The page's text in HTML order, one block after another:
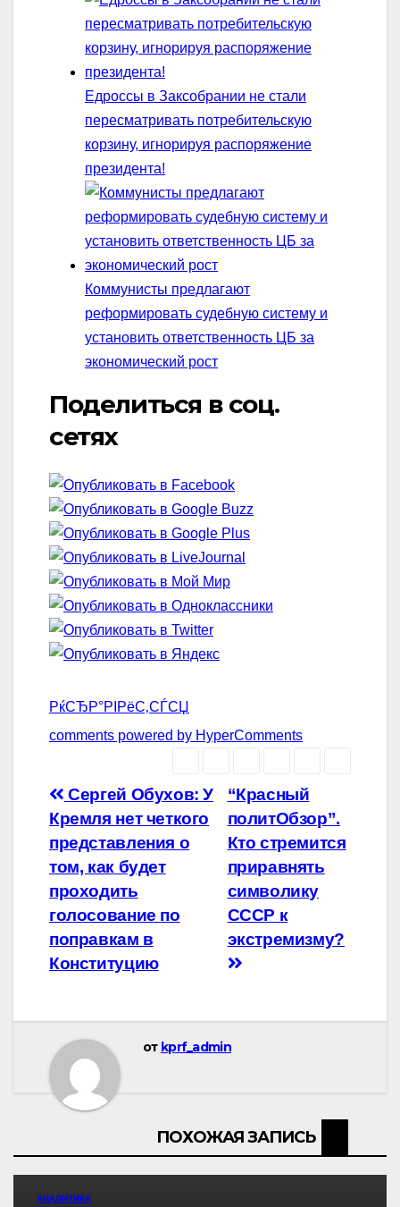
Едроссы в Заксобрании не стали
пересматривать потребительскую
корзину, игнорируя распоряжение
президента!
Коммунисты предлагают
реформировать судебную систему и
установить ответственность ЦБ за
экономический рост
Поделиться в соц.
сетях
РќСЂР°РІРёС‚СЃСЏ
comments powered by HyperComments
Навигация
по
записям
“Красный
политОбзор”.
Кто стремится
приравнять
символику
СССР к
экстремизму?
Сергей Обухов: У
Кремля нет четкого
представления о
том, как будет
проходить
голосование по
поправкам в
Конституцию
от kprf_admin
ПОХОЖАЯ ЗАПИСЬ
АНАЛИТИКА